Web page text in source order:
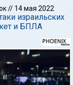
// 14 мая 2022
израильских
и БПЛА